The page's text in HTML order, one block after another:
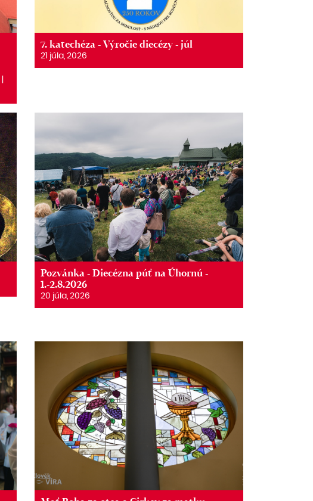
7. katechéza - Výročie diecézy - júl
21 júla, 2026
Pozvánka - Diecézna púť na Úhornú -
1.-2.8.2026
20 júla, 2026